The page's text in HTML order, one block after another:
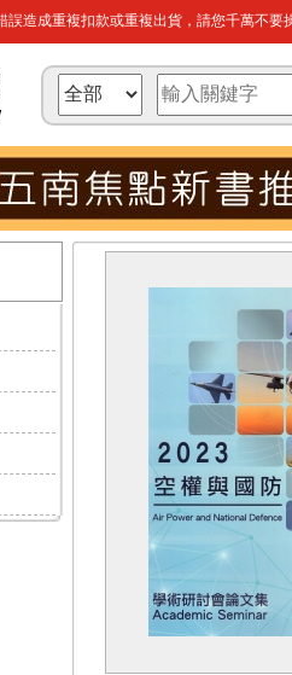
造成重複扣款或重複出貨，請您千萬不要